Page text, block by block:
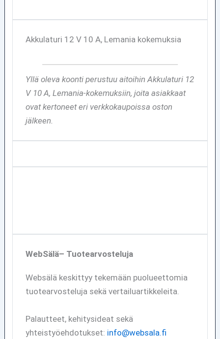
Akkulaturi 12 V 10 A, Lemania kokemuksia
Yllä oleva koonti perustuu aitoihin Akkulaturi 12
V 10 A, Lemania-kokemuksiin, joita asiakkaat
ovat kertoneet eri verkkokaupoissa oston
jälkeen.
WebSälä– Tuotearvosteluja
Websälä keskittyy tekemään puolueettomia
tuotearvosteluja sekä vertailuartikkeleita.
Palautteet, kehitysideat sekä
yhteistyöehdotukset: info@websala.fi